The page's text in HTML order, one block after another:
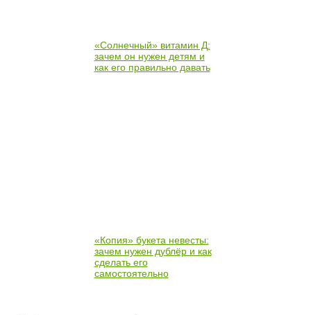
«Солнечный» витамин Д:
зачем он нужен детям и
как его правильно давать
«Копия» букета невесты:
зачем нужен дублёр и как
сделать его
самостоятельно